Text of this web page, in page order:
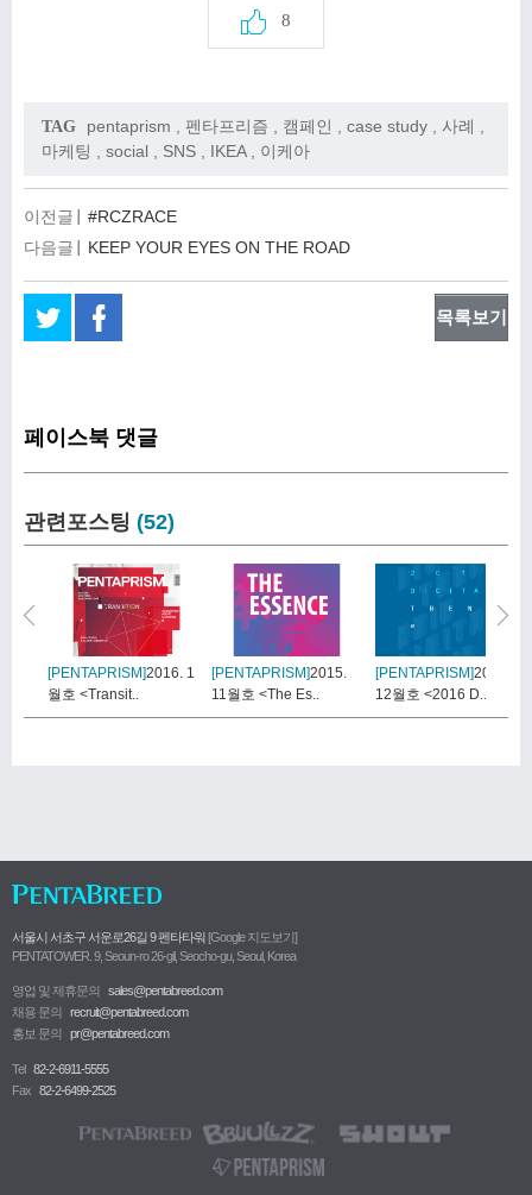
8
TAG pentaprism , 펜타프리즘 , 캠페인 , case study , 사례 ,
마케팅 , social , SNS , IKEA, 이케아
이전글
#RCZRACE
다음글
KEEP YOUR EYES ON THE ROAD
목록보기
페이스북 댓글
관련포스팅 (52)
[PENTAPRISM]2016. 1
월호 <Transit..
[PENTAPRISM]2015.
11월호 <The Es..
[PENTAPRISM]2015.
12월호 <2016 D..
서울시 서초구 서운로26길 9 펜타타워 [Google 지도보기]
PENTATOWER. 9, Seoun-ro 26-gil, Seocho-gu, Seoul, Korea
영업 및 제휴문의
sales@pentabreed.com
채용 문의
recruit@pentabreed.com
홍보 문의
pr@pentabreed.com
Tel 82-2-6911-5555
Fax 82-2-6499-2525